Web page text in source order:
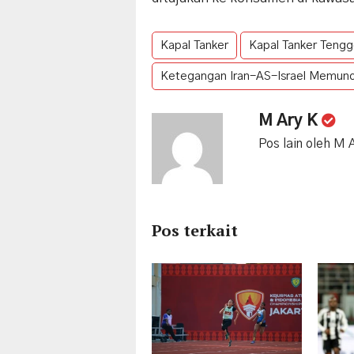
Kapal Tanker Kapal Tanker
Ketegangan Iran-AS-Israel
M Ary K
Pos lain oleh M
Pos terkait